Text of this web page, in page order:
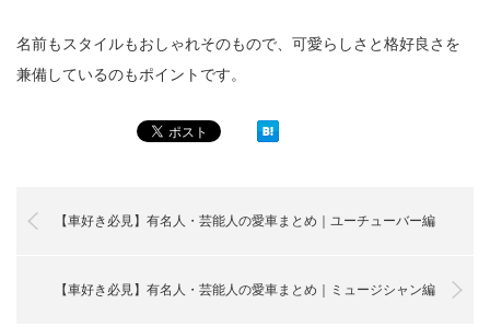
名前もスタイルもおしゃれそのもので、可愛らしさと格好良さを
兼備しているのもポイントです。
【車好き必見】有名人・芸能人の愛車まとめ｜ユーチューバー編
【車好き必見】有名人・芸能人の愛車まとめ｜ミュージシャン編